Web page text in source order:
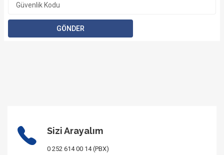
1/17 Fotoğraf
Sizi Arayalım
0 252 614 00 14 (PBX)